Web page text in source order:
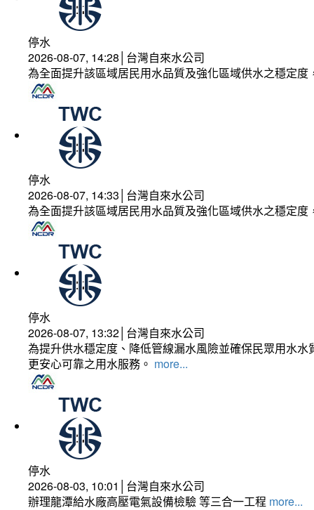
停水
2026-08-07, 14:28│台灣自來水公司
為全面提升該區域居民用水品質及強化區域供水之穩定
停水
2026-08-07, 14:33│台灣自來水公司
為全面提升該區域居民用水品質及強化區域供水之穩定
停水
2026-08-07, 13:32│台灣自來水公司
為提升供水穩定度、降低管線漏水風險並確保民眾用水
更安心可靠之用水服務。 more...
停水
2026-08-03, 10:01│台灣自來水公司
辦理龍潭給水廠高壓電氣設備檢驗 等三合一工程 more...